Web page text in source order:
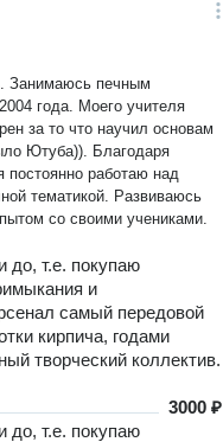
Занимаюсь печным
года. Моего учителя
за то что научил основам
Ютуба)). Благодаря
постоянно работаю над
тематикой. Развиваюсь
со своими учениками.
до, т.е. покупаю
и
самый передовой
кирпича, годами
творческий коллектив.
3000 ₽
до, т.е. покупаю